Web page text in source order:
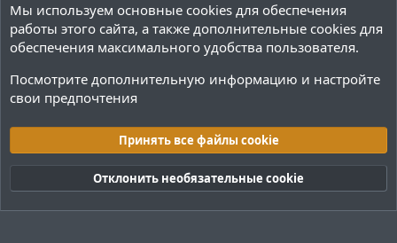
о
с
о
с
Cookies Тёмная (2020)
Русский (RU)
Обратная связь
Условия и правила
Политика конфиденциальности
Помощь
R
Мы используем основные cookies для обеспечения
работы этого сайта, а также дополнительные cookies для
обеспечения максимального удобства пользователя.
Посмотрите дополнительную информацию и настройте
свои предпочтения
Принять все файлы cookie
Отклонить необязательные cookie